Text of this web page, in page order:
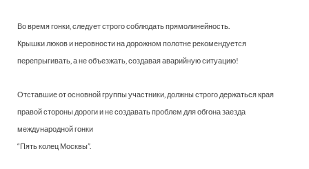
Во время гонки, следует строго соблюдать прямолинейность.
Крышки люков и неровности на дорожном полотне рекомендуется
перепрыгивать, а не объезжать, создавая аварийную ситуацию!
Отставшие от основной группы участники, должны строго держаться края
правой стороны дороги и не создавать проблем для обгона заезда
международной гонки
“Пять колец Москвы”.